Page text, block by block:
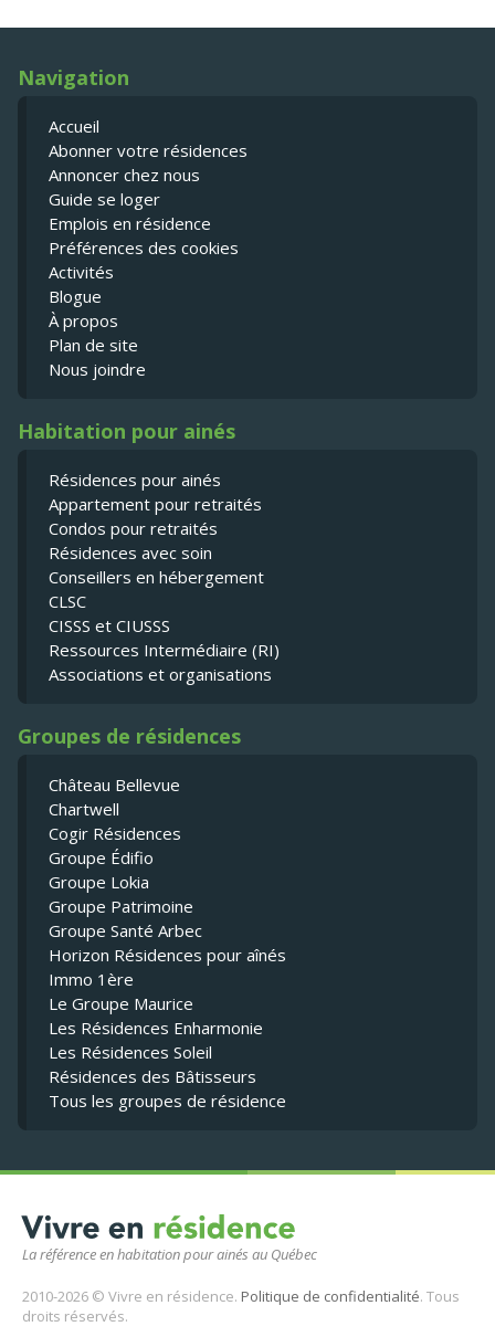
La référence en habitation pour ainés au Québec
2010-2026 © Vivre en résidence. Politique de confidentialité. Tous
droits réservés.
Navigation
Accueil
Abonner votre résidences
Annoncer chez nous
Guide se loger
Emplois en résidence
Préférences des cookies
Activités
Blogue
À propos
Plan de site
Nous joindre
Habitation pour ainés
Résidences pour ainés
Appartement pour retraités
Condos pour retraités
Résidences avec soin
Conseillers en hébergement
CLSC
CISSS et CIUSSS
Ressources Intermédiaire (RI)
Associations et organisations
Groupes de résidences
Château Bellevue
Chartwell
Cogir Résidences
Groupe Édifio
Groupe Lokia
Groupe Patrimoine
Groupe Santé Arbec
Horizon Résidences pour aînés
Immo 1ère
Le Groupe Maurice
Les Résidences Enharmonie
Les Résidences Soleil
Résidences des Bâtisseurs
Tous les groupes de résidence